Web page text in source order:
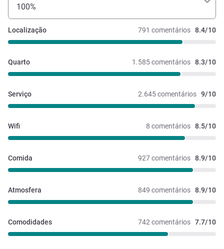
100%
791 comentários 8.4/10
Localização
1.585 comentários 8.3/10
Quarto
2.645 comentários 9/10
Serviço
8 comentários 8.5/10
Wifi
927 comentários 8.9/10
Comida
849 comentários 8.9/10
Atmosfera
742 comentários 7.7/10
Comodidades